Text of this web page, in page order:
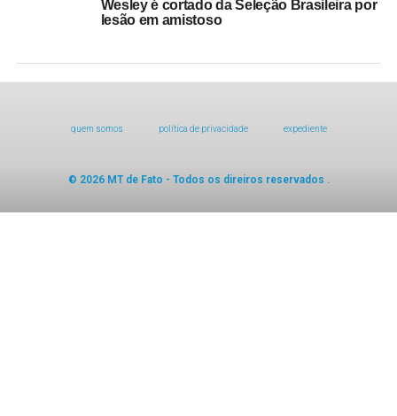
Wesley é cortado da Seleção Brasileira por
lesão em amistoso
quem somos política de privacidade expediente
© 2026 MT de Fato - Todos os direiros reservados .